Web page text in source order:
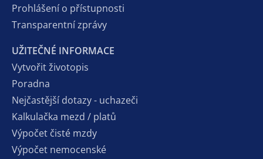
Prohlášení o přístupnosti
Transparentní zprávy
UŽITEČNÉ INFORMACE
Vytvořit životopis
Poradna
Nejčastější dotazy - uchazeči
Kalkulačka mezd / platů
Výpočet čisté mzdy
Výpočet nemocenské